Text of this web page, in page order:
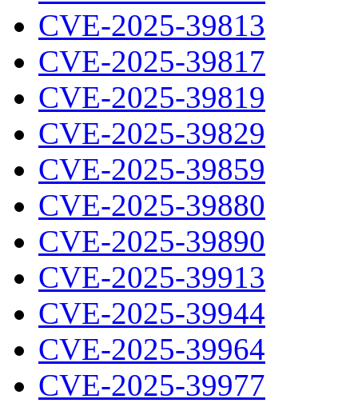
CVE-2025-39813
CVE-2025-39817
CVE-2025-39819
CVE-2025-39829
CVE-2025-39859
CVE-2025-39880
CVE-2025-39890
CVE-2025-39913
CVE-2025-39944
CVE-2025-39964
CVE-2025-39977